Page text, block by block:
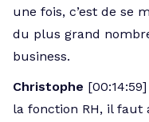
une fois, c’est de se
du plus grand
business.
Christophe
la fonction RH, il faut